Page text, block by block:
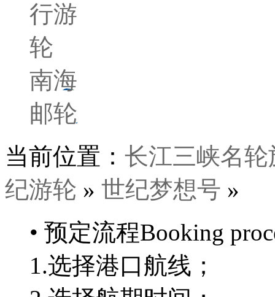
行游
轮
南海
邮轮
当前位置： 长江三峡名
纪游轮 » 世纪梦想号 »
• 预定流程Booking
1.选择港口航线；